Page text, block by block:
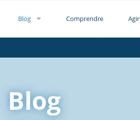
Blog Comprendre Agir
Blog